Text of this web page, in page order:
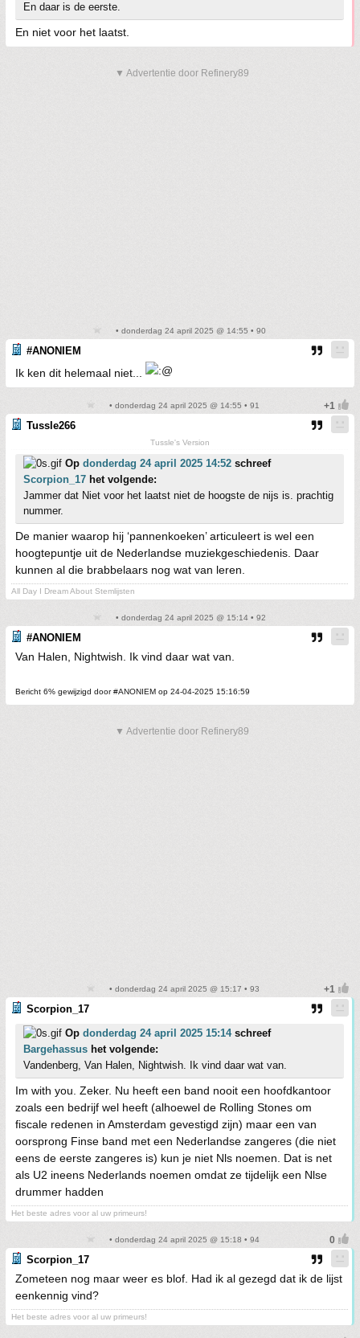
En daar is de eerste.
En niet voor het laatst.
▼ Advertentie door Refinery89
• donderdag 24 april 2025 @ 14:55 • 90
#ANONIEM
Ik ken dit helemaal niet...
• donderdag 24 april 2025 @ 14:55 • 91
Tussle266
Tussle's Version
Op donderdag 24 april 2025 14:52 schreef
Scorpion_17 het volgende:
Jammer dat Niet voor het laatst niet de hoogste de nijs is. prachtig
nummer.
De manier waarop hij ‘pannenkoeken’ articuleert is wel een
hoogtepuntje uit de Nederlandse muziekgeschiedenis. Daar
kunnen al die brabbelaars nog wat van leren.
All Day I Dream About Stemlijsten
• donderdag 24 april 2025 @ 15:14 • 92
#ANONIEM
Van Halen, Nightwish. Ik vind daar wat van.
Bericht 6% gewijzigd door #ANONIEM op 24-04-2025 15:16:59
▼ Advertentie door Refinery89
• donderdag 24 april 2025 @ 15:17 • 93
Scorpion_17
Op donderdag 24 april 2025 15:14schreef
Bargehassus het volgende:
Vandenberg, Van Halen, Nightwish. Ik vind daar wat van.
Im with you. Zeker. Nu heeft een band nooit een hoofdkantoor
zoals een bedrijf wel heeft (alhoewel de Rolling Stones om
fiscale redenen in Amsterdam gevestigd zijn) maar een van
oorsprong Finse band met een Nederlandse zangeres (die niet
eens de eerste zangeres is) kun je niet Nls noemen. Dat is net
als U2 ineens Nederlands noemen omdat ze tijdelijk een Nlse
drummer hadden
Het beste adres voor al uw primeurs!
• donderdag 24 april 2025 @ 15:18 • 94
Scorpion_17
Zometeen nog maar weer es blof. Had ik al gezegd dat ik de lijst
eenkennig vind?
Het beste adres voor al uw primeurs!